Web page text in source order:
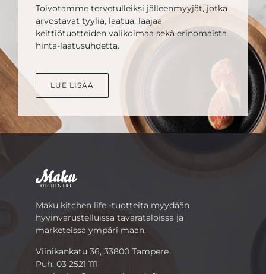
Toivotamme tervetulleiksi jälleenmyyjät, jotka
arvostavat tyyliä, laatua, laajaa
keittiötuotteiden valikoimaa sekä erinomaista
hinta-laatusuhdetta.
LUE LISÄÄ
Maku kitchen life -tuotteita myydään
hyvinvarustelluissa tavarataloissa ja
marketeissa ympäri maan.
Viinikankatu 36, 33800 Tampere
Puh. 03 2521 111